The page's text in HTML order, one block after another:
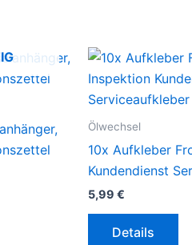
Ölwechsel
10x Aufkleber
Kundendienst
5,99 €
Details